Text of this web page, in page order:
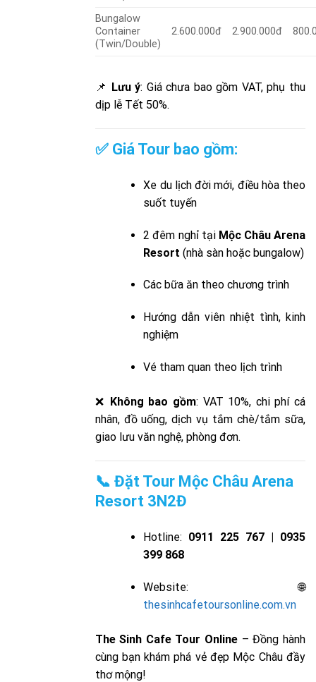
Bungalow
Container
(Twin/Double)
2.600.000đ 2.900.000đ
📌 Lưu ý: Giá chưa bao gồm VAT, phụ thu
dịp lễ Tết 50%.
✅ Giá Tour bao gồm:
Xe du lịch đời mới, điều hòa theo
suốt tuyến
2 đêm nghỉ tại Mộc Châu Arena
Resort (nhà sàn hoặc bungalow)
Các bữa ăn theo chương trình
Hướng dẫn viên nhiệt tình, kinh
nghiệm
Vé tham quan theo lịch trình
❌ Không bao gồm: VAT 10%, chi phí cá
nhân, đồ uống, dịch vụ tắm chè/tắm sữa,
giao lưu văn nghệ, phòng đơn.
📞 Đặt Tour Mộc Châu Arena
Resort 3N2Đ
Hotline: 0911 225 767 | 0935
399 868
Website: 🌐
thesinhcafetoursonline.com.vn
The Sinh Cafe Tour Online – Đồng hành
cùng bạn khám phá vẻ đẹp Mộc Châu đầy
thơ mộng!